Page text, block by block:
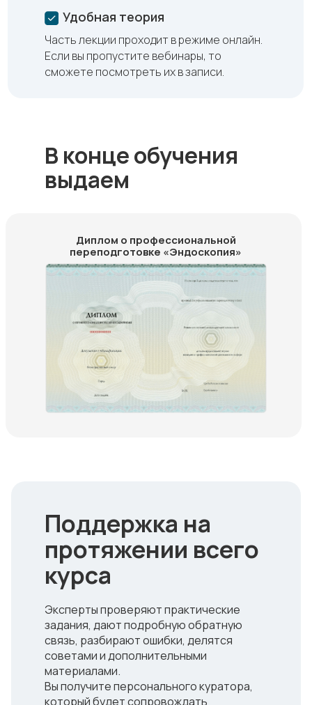
Удобная теория
Часть лекции проходит в режиме онлайн.
Если вы пропустите вебинары, то
сможете посмотреть их в записи.
Диплом о профессиональной
переподготовке «Эндоскопия»
В конце обучения
выдаем
Поддержка на
протяжении всего
курса
Эксперты проверяют практические
задания, дают подробную обратную
связь, разбирают ошибки, делятся
советами и дополнительными
материалами.
Вы получите персонального куратора,
который будет сопровождать